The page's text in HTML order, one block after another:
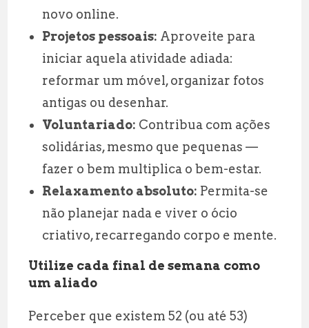
novo online.
Projetos pessoais: Aproveite para
iniciar aquela atividade adiada:
reformar um móvel, organizar fotos
antigas ou desenhar.
Voluntariado: Contribua com ações
solidárias, mesmo que pequenas —
fazer o bem multiplica o bem-estar.
Relaxamento absoluto: Permita-se
não planejar nada e viver o ócio
criativo, recarregando corpo e mente.
Utilize cada final de semana como
um aliado
Perceber que existem 52 (ou até 53)